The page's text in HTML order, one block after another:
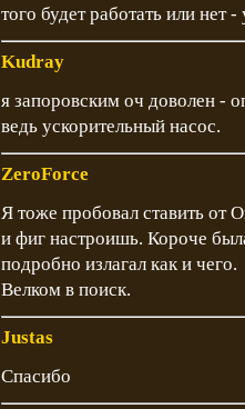
того будет работать или нет
Kudray
я запоровским оч доволен -
ведь ускорительный насос.
ZeroForce
Я тоже пробовал ставить от
и фиг настроишь. Короче
подробно излагал как и чего.
Велком в поиск.
Justas
Спасибо